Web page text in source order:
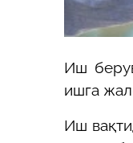
Иш
ишга
Иш